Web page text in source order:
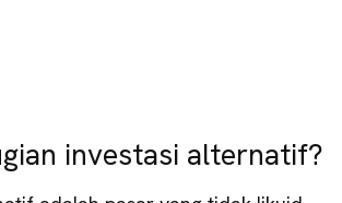
investasi alternatif?